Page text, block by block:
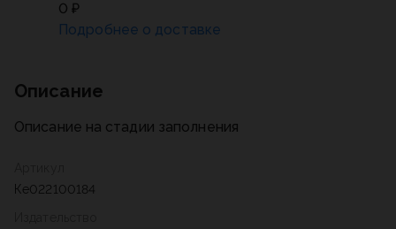
Ке022100184
Описание
Описание на стадии заполнения
0 ₽
Подробнее о доставке